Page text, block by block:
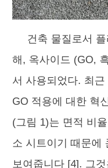
건축 물질로서
해, 옥사이드 (GO,
서 사용되었다. 최
GO 적용에 대한 혁
(그림 1)는 면적 비
소 시트이기 때문에
보여줍니다 [4]. 그